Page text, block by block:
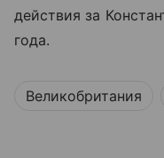
действия за
года.
Великобритания